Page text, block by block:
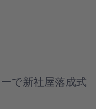
で新社屋落成式